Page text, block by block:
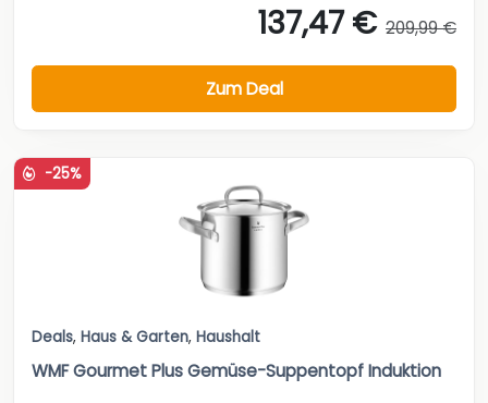
137,47 € 209,99 €
Zum Deal
-25%
Deals, Haus & Garten, Haushalt
WMF Gourmet Plus Gemüse-Suppentopf Induktion